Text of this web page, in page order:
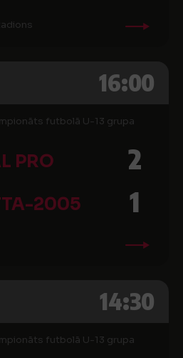
16:00
futbolā U-13 grupa
PRO 2
2005 1
14:30
futbolā U-13 grupa